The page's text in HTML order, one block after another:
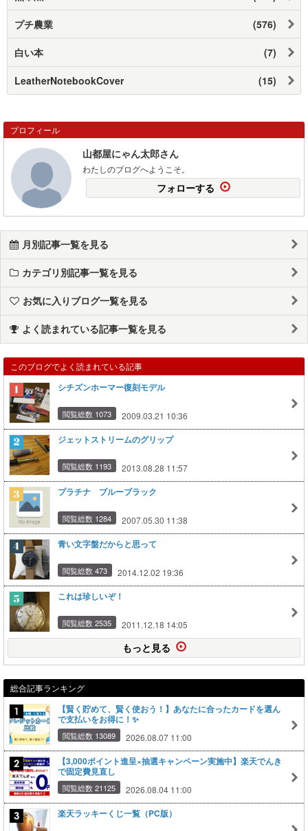
プチ農業 (576)
白い本 (7)
LeatherNotebookCover (15)
プロフィール
山都屋にゃん太郎さん
わたしのブログへようこそ。
フォローする
月別記事一覧を見る
カテゴリ別記事一覧を見る
お気に入りブログ一覧を見る
よく読まれている記事一覧を見る
このブログでよく読まれている記事
シチズンホーマー復刻モデル
閲覧総数 1073 2009.03.21 10:36
ジェットストリームのグリップ
閲覧総数 1193 2013.08.28 11:57
プラチナ ブルーブラック
閲覧総数 1284 2007.05.30 11:38
青い文字盤だからと思って
閲覧総数 473 2014.12.02 19:36
これは珍しいぞ！
閲覧総数 2535 2011.12.18 14:05
もっと見る
総合記事ランキング
【賢く貯めて、賢く使おう！】あなたに合ったカードを選ん
で支払いをお得に！✨
閲覧総数 13089 2026.08.07 11:00
【3,000ポイント進呈×抽選キャンペーン実施中】楽天でんき
で固定費見直し
閲覧総数 21125 2026.08.04 11:00
楽天ラッキーくじ一覧（PC版）